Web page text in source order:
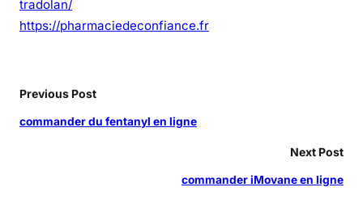
tradolan/
https://pharmaciedeconfiance.fr
Previous Post
commander du fentanyl en ligne
Next Post
commander iMovane en ligne